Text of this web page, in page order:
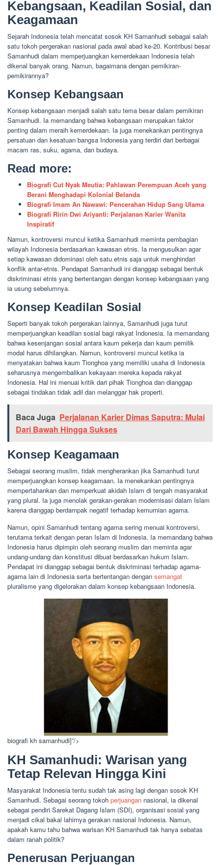
Kebangsaan, Keadilan Sosial, dan
Keagamaan
Sejarah Indonesia telah mencatat sosok KH Samanhudi sebagai salah
satu tokoh pergerakan nasional pada awal abad ke-20. Kontribusi besar
Samanhudi dalam memperjuangkan kemerdekaan Indonesia telah
dikenal banyak orang. Namun, bagaimana dengan pemikiran-
pemikirannya?
Konsep Kebangsaan
Konsep kebangsaan menjadi salah satu tema besar dalam pemikiran
Samanhudi. Ia memandang bahwa kebangsaan merupakan faktor
penting dalam meraih kemerdekaan. Ia juga menekankan pentingnya
persatuan dan kesatuan bangsa Indonesia yang terdiri dari berbagai
macam ras, suku, agama, dan budaya.
Read more:
Biografi Cut Nyak Meutia: Pahlawan Perempuan Aceh yang
Berani Menghadapi Kolonial Belanda
Biografi Imam An Nawawi: Pencerahan Hidup Sang Ulama
Biografi Ririn Dwi Ariyanti: Perjalanan Karier Wanita
Inspiratif
Namun, kontroversi muncul ketika Samanhudi meminta pembagian
wilayah Indonesia berdasarkan kawasan etnis. Ia mengusulkan agar
setiap kawasan didominasi oleh satu etnis saja untuk menghindari
konflik antar-etnis. Pendapat Samanhudi ini dianggap sebagai bentuk
diskriminasi etnis yang bertentangan dengan konsep kebangsaan yang
ia usung sebelumnya.
Konsep Keadilan Sosial
Seperti banyak tokoh pergerakan lainnya, Samanhudi juga turut
memperjuangkan keadilan sosial bagi rakyat Indonesia. Ia memandang
bahwa kesenjangan sosial antara kaum pekerja dan kaum pemilik
modal harus dihilangkan. Namun, kontroversi muncul ketika ia
menyatakan bahwa kaum Tionghoa yang memiliki usaha di Indonesia
seharusnya mengembalikan kekayaan mereka kepada rakyat
Indonesia. Hal ini menuai kritik dari pihak Tionghoa dan dianggap
sebagai tindakan tidak adil dan melanggar hak properti.
Baca Juga Perjalanan Karier Dimas Saputra: Mulai
Dari Bawah Hingga Sukses
Konsep Keagamaan
Sebagai seorang muslim, tidak mengherankan jika Samanhudi turut
memperjuangkan konsep keagamaan. Ia menekankan pentingnya
mempertahankan dan memperkuat akidah Islam di tengah masyarakat
yang plural. Ia juga menolak gerakan-gerakan modernisasi dalam Islam
karena dianggap berdampak negatif terhadap kemurnian agama.
Namun, opini Samanhudi tentang agama sering menuai kontroversi,
terutama terkait dengan peran Islam di Indonesia. Ia memandang bahwa
Indonesia harus dipimpin oleh seorang muslim dan meminta agar
undang-undang dan konstitusi dibuat berdasarkan hukum Islam.
Pendapat ini dianggap sebagai bentuk diskriminasi terhadap agama-
agama lain di Indonesia serta bertentangan dengan semangat
pluralisme yang digelorakan dalam konsep kebangsaan Indonesia.
biografi kh samanhudi]”/>
KH Samanhudi: Warisan yang
Tetap Relevan Hingga Kini
Masyarakat Indonesia tentu sudah tak asing lagi dengan sosok KH
Samanhudi. Sebagai seorang tokoh perjuangan nasional, ia dikenal
sebagai pendiri Sarekat Dagang Islam (SDI), organisasi sosial yang
menjadi cikal bakal lahirnya gerakan nasional Indonesia. Namun,
apakah kamu tahu bahwa warisan KH Samanhudi tak hanya sebatas
dalam ranah politik?
Penerusan Perjuangan